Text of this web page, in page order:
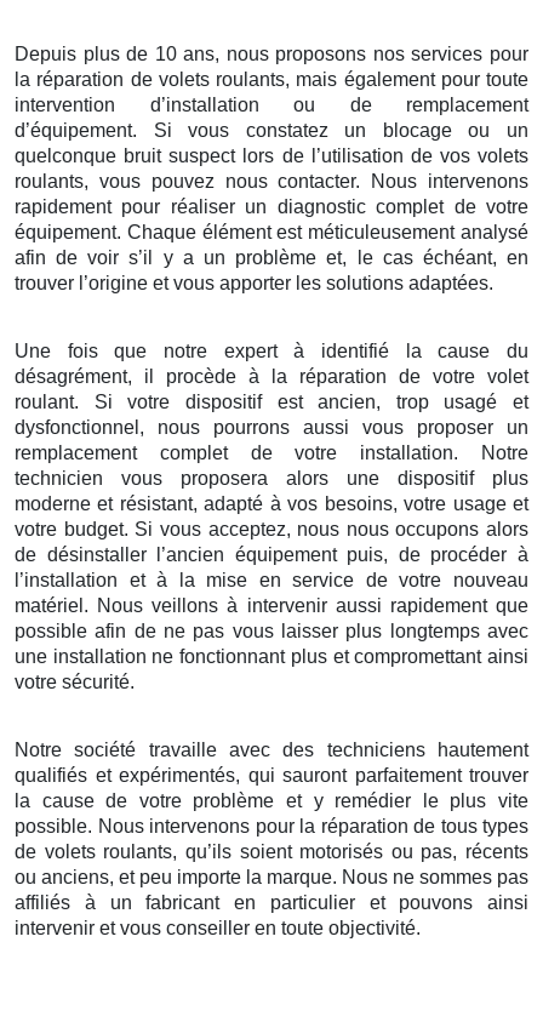
Depuis plus de 10 ans, nous proposons nos services pour
la réparation de volets roulants, mais également pour toute
intervention d’installation ou de remplacement
d’équipement. Si vous constatez un blocage ou un
quelconque bruit suspect lors de l’utilisation de vos volets
roulants, vous pouvez nous contacter. Nous intervenons
rapidement pour réaliser un diagnostic complet de votre
équipement. Chaque élément est méticuleusement analysé
afin de voir s’il y a un problème et, le cas échéant, en
trouver l’origine et vous apporter les solutions adaptées.
Une fois que notre expert à identifié la cause du
désagrément, il procède à la réparation de votre volet
roulant. Si votre dispositif est ancien, trop usagé et
dysfonctionnel, nous pourrons aussi vous proposer un
remplacement complet de votre installation. Notre
technicien vous proposera alors une dispositif plus
moderne et résistant, adapté à vos besoins, votre usage et
votre budget. Si vous acceptez, nous nous occupons alors
de désinstaller l’ancien équipement puis, de procéder à
l’installation et à la mise en service de votre nouveau
matériel. Nous veillons à intervenir aussi rapidement que
possible afin de ne pas vous laisser plus longtemps avec
une installation ne fonctionnant plus et compromettant ainsi
votre sécurité.
Notre société travaille avec des techniciens hautement
qualifiés et expérimentés, qui sauront parfaitement trouver
la cause de votre problème et y remédier le plus vite
possible. Nous intervenons pour la réparation de tous types
de volets roulants, qu’ils soient motorisés ou pas, récents
ou anciens, et peu importe la marque. Nous ne sommes pas
affiliés à un fabricant en particulier et pouvons ainsi
intervenir et vous conseiller en toute objectivité.